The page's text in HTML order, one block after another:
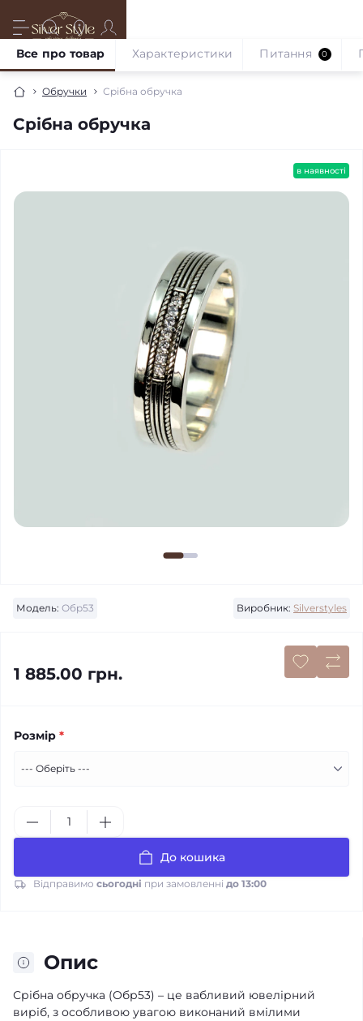
Обручки Срібна обручка
Срібна обручка
Все про товар Характеристики Питання 0
в наявності
Модель: Обр53 Виробник: Silverstyles
1 885.00 грн.
Розмір *
До кошика
Відправимо сьогодні при замовленні до 13:00
Опис
Срібна обручка (Обр53) – це вабливий ювелірний
виріб, з особливою увагою виконаний вмілими